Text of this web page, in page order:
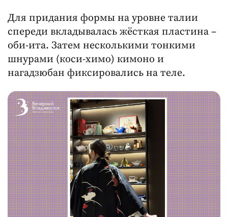
Для придания формы на уровне талии
спереди вкладывалась жёсткая пластина –
оби-ита. Затем несколькими тонкими
шнурами (коси-химо) кимоно и
нагадзюбан фиксировались на теле.